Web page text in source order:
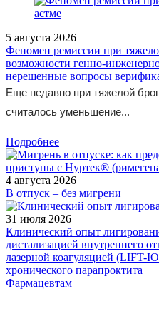
5 августа 2026
Феномен ремиссии при
возможности генно-
нерешенные вопросы
Еще недавно при тяжелой
считалось уменьшение...
Подробнее
4 августа 2026
В отпуск – без мигрени
31 июля 2026
Клинический опыт
дистализацией внутреннего
лазерной коагуляцией (LIFT-
хронического парапроктита
Фармацевтам